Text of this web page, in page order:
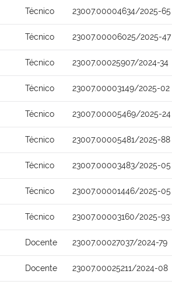
Técnico 23007.00004634/2025-65
Técnico 23007.00006025/2025-47
Técnico 23007.00025907/2024-34
Técnico 23007.00003149/2025-02
Técnico 23007.00005469/2025-24
Técnico 23007.00005481/2025-88
Técnico 23007.00003483/2025-05
Técnico 23007.00001446/2025-05
Técnico 23007.00003160/2025-93
Docente 23007.00027037/2024-79
Docente 23007.00025211/2024-08